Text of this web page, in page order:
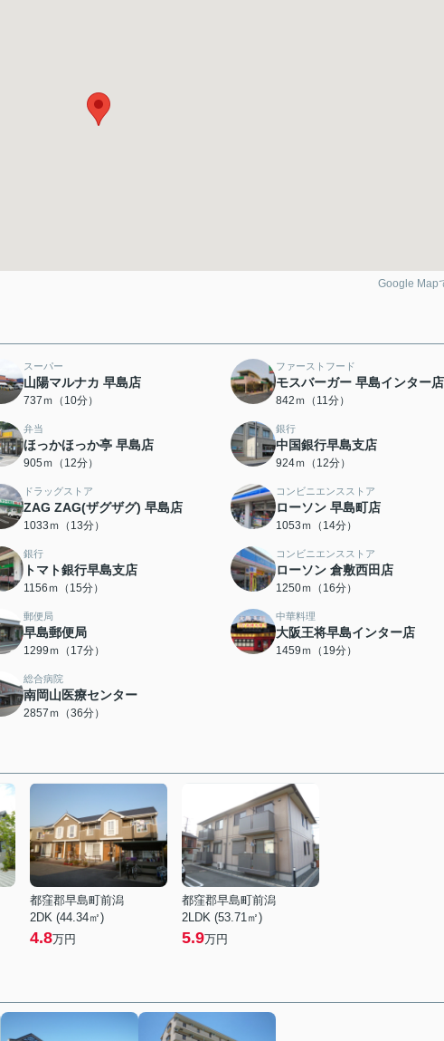
Google Map
スーパー
山陽マルナカ 早島店
737ｍ（10分）
ファーストフード
モスバーガー 早島インター店
842ｍ（11分）
弁当
ほっかほっか亭 早島店
905ｍ（12分）
銀行
中国銀行早島支店
924ｍ（12分）
ドラッグストア
ZAG ZAG(ザグザグ) 早島店
1033ｍ（13分）
コンビニエンスストア
ローソン 早島町店
1053ｍ（14分）
銀行
トマト銀行早島支店
1156ｍ（15分）
コンビニエンスストア
ローソン 倉敷西田店
1250ｍ（16分）
郵便局
早島郵便局
1299ｍ（17分）
中華料理
大阪王将早島インター店
1459ｍ（19分）
総合病院
南岡山医療センター
2857ｍ（36分）
都窪郡早島町前潟
2DK (44.34㎡)
4.8万円
都窪郡早島町前潟
2LDK (53.71㎡)
5.9万円